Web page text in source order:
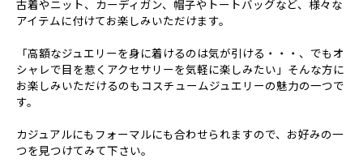
古着やニット、カーディガン、帽子やトートバッグなど、様々な
アイテムに付けてお楽しみいただけます。
「高額なジュエリーを身に着けるのは気が引ける・・・、でもオ
シャレで目を惹くアクセサリーを気軽に楽しみたい」そんな方に
お楽しみいただけるのもコスチュームジュエリーの魅力の一つで
す。
カジュアルにもフォーマルにも合わせられますので、お好みの一
つを見つけてみて下さい。